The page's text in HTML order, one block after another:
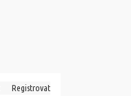
Registrovat